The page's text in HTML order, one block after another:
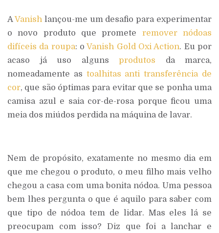
A Vanish lançou-me um desafio para experimentar
o novo produto que promete remover nódoas
difíceis da roupa: oVanish Gold Oxi Action. Eu por
acaso já uso alguns produtos da marca,
nomeadamente as toalhitas anti transferência de
cor, que são óptimas para evitar que se ponha uma
camisa azul e saia cor-de-rosa porque ficou uma
meia dos miúdos perdida na máquina de lavar.
Nem de propósito, exatamente no mesmo dia em
que me chegou o produto, o meu filho mais velho
chegou a casa com uma bonita nódoa. Uma pessoa
bem lhes pergunta o que é aquilo para saber com
que tipo de nódoa tem de lidar. Mas eles lá se
preocupam com isso? Diz que foi a lanchar e